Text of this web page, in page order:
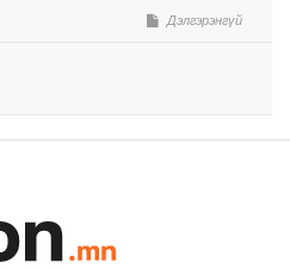
Дэлгэрэнгүй